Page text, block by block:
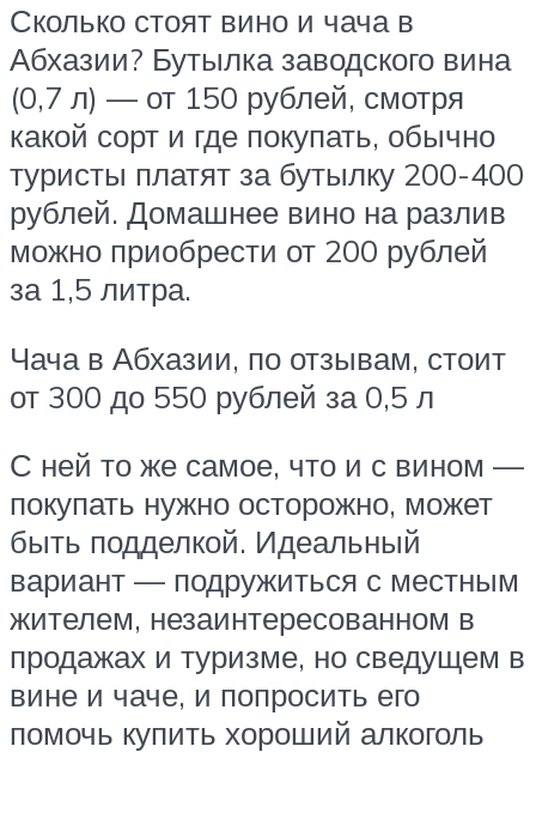
Сколько стоят вино и чача в
Абхазии? Бутылка заводского вина
(0,7 л) — от 150 рублей, смотря
какой сорт и где покупать, обычно
туристы платят за бутылку 200-400
рублей. Домашнее вино на разлив
можно приобрести от 200 рублей
за 1,5 литра.
Чача в Абхазии, по отзывам, стоит
от 300 до 550 рублей за 0,5 л
С ней то же самое, что и с вином —
покупать нужно осторожно, может
быть подделкой. Идеальный
вариант — подружиться с местным
жителем, незаинтересованном в
продажах и туризме, но сведущем в
вине и чаче, и попросить его
помочь купить хороший алкоголь